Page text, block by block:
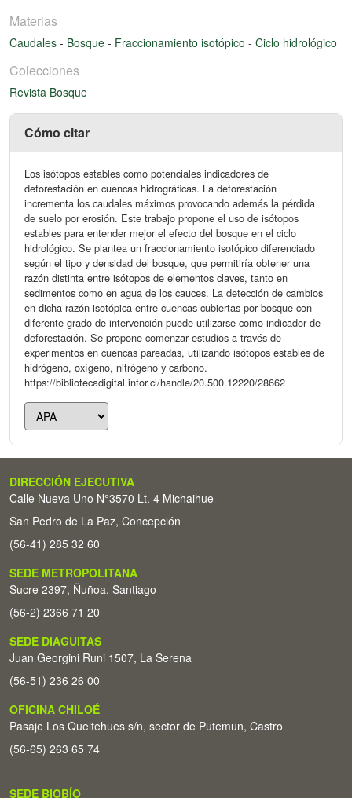
Materias
Caudales - Bosque - Fraccionamiento isotópico - Ciclo hidrológico
Colecciones
Revista Bosque
Cómo citar
Los isótopos estables como potenciales indicadores de
deforestación en cuencas hidrográficas. La deforestación
incrementa los caudales máximos provocando además la pérdida
de suelo por erosión. Este trabajo propone el uso de isótopos
estables para entender mejor el efecto del bosque en el ciclo
hidrológico. Se plantea un fraccionamiento isotópico diferenciado
según el tipo y densidad del bosque, que permitiría obtener una
razón distinta entre isótopos de elementos claves, tanto en
sedimentos como en agua de los cauces. La detección de cambios
en dicha razón isotópica entre cuencas cubiertas por bosque con
diferente grado de intervención puede utilizarse como indicador de
deforestación. Se propone comenzar estudios a través de
experimentos en cuencas pareadas, utilizando isótopos estables de
hidrógeno, oxígeno, nitrógeno y carbono.
https://bibliotecadigital.infor.cl/handle/20.500.12220/28662
DIRECCIÓN EJECUTIVA
Calle Nueva Uno N°3570 Lt. 4 Michaihue -
San Pedro de La Paz, Concepción
(56-41) 285 32 60
SEDE METROPOLITANA
Sucre 2397, Ñuñoa, Santiago
(56-2) 2366 71 20
SEDE DIAGUITAS
Juan Georgini Runi 1507, La Serena
(56-51) 236 26 00
OFICINA CHILOÉ
Pasaje Los Queltehues s/n, sector de Putemun, Castro
(56-65) 263 65 74
SEDE BIOBÍO